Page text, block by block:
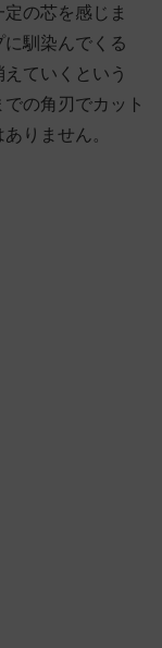
の芯を感じま
馴染んでくる
ていくという
の角刃でカット
りません。